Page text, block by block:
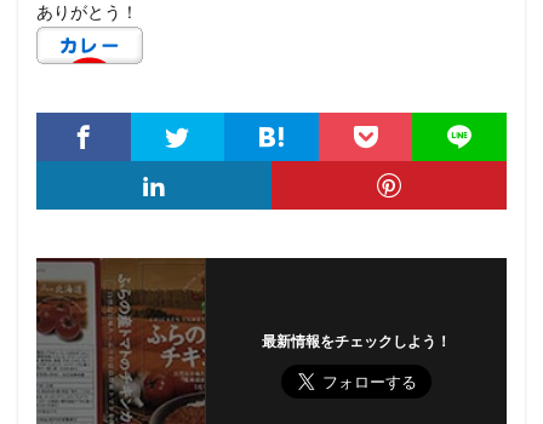
ありがとう！
最新情報をチェックしよう！